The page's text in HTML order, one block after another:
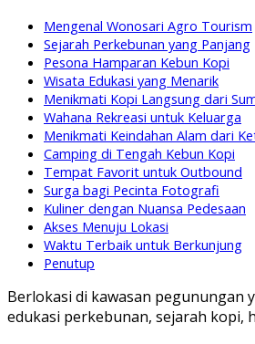
Mengenal Wonosari Agro Tourism
Sejarah Perkebunan yang Panjang
Pesona Hamparan Kebun Kopi
Wisata Edukasi yang Menarik
Menikmati Kopi Langsung dari
Wahana Rekreasi untuk Keluarga
Menikmati Keindahan Alam dari
Camping di Tengah Kebun Kopi
Tempat Favorit untuk Outbound
Surga bagi Pecinta Fotografi
Kuliner dengan Nuansa Pedesaan
Akses Menuju Lokasi
Waktu Terbaik untuk Berkunjung
Penutup
Berlokasi di kawasan pegunungan
edukasi perkebunan, sejarah kopi,